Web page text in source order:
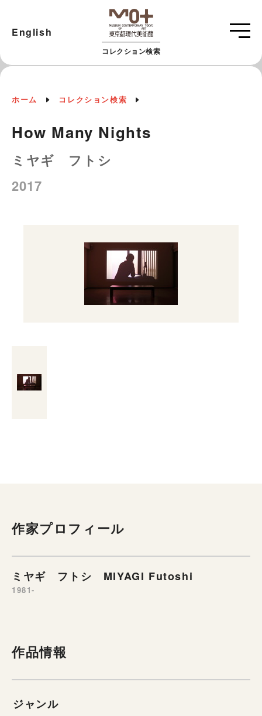
コレクション検索
English
ホーム コレクション検索
How Many Nights
ミヤギ フトシ
2017
作家プロフィール
ミヤギ フトシ MIYAGI Futoshi
1981-
作品情報
ジャンル